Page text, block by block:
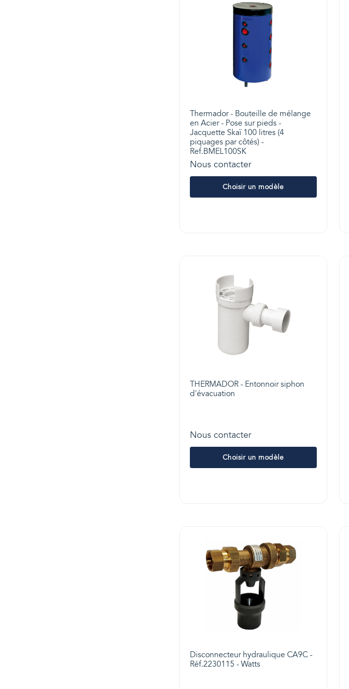
Thermador - Bouteille de mélange
en Acier - Pose sur pieds -
Jacquette Skaï 100 litres (4
piquages par côtés) -
Ref.BMEL100SK
Nous contacter
Choisir un modèle
THERMADOR - Entonnoir siphon
d'évacuation
Nous contacter
Choisir un modèle
Disconnecteur hydraulique CA9C -
Réf.2230115 - Watts